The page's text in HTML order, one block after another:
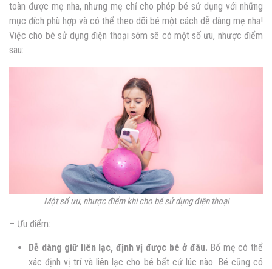
toàn được mẹ nha, nhưng mẹ chỉ cho phép bé sử dụng với những
mục đích phù hợp và có thể theo dõi bé một cách dễ dàng mẹ nha!
Việc cho bé sử dụng điện thoại sớm sẽ có một số ưu, nhược điểm
sau:
Một số ưu, nhược điểm khi cho bé sử dụng điện thoại
– Ưu điểm:
Dễ dàng giữ liên lạc, định vị được bé ở đâu. Bố mẹ có thể
xác định vị trí và liên lạc cho bé bất cứ lúc nào. Bé cũng có